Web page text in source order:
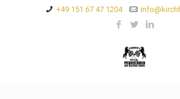
+49 151 67 47 1204